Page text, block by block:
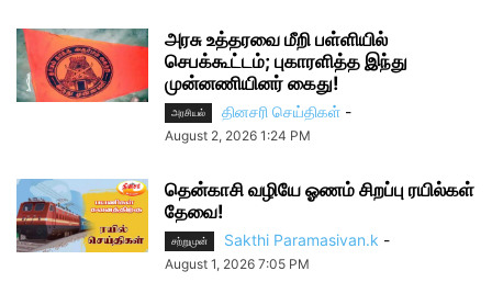
அரசு உத்தரவை மீறி பள்ளியில்
செபக்கூட்டம்; புகாரளித்த இந்து
முன்னணியினர் கைது!
அரசியல் தினசரி செய்திகள் -
August 2, 2026 1:24 PM
தென்காசி வழியே ஓணம் சிறப்பு ரயில்கள்
தேவை!
சற்றுமுன் Sakthi Paramasivan.k -
August 1, 2026 7:05 PM